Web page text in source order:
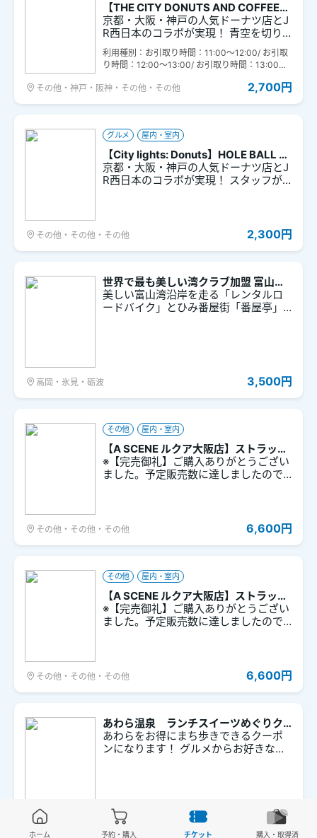
【THE CITY DONUTS AND COFFEE】
THE CITY KOBE TRAVEL BOX（神
戸）
京都・大阪・神戸の人気ドーナツ店とJ
R西日本のコラボが実現！ 青空を切り
取ったようなアルファベットのドーナ
ツと真っ赤なハートのドーナツ、爽や
かなドクターイエローカラーのドーナ
ツはこのセットでしか味わえないスペ
シャリテ。さらに、新感覚の甘辛テイ
イット、きゅんと甘酸っぱいレモン ラ
バーなど、［THE CITY DONUTS AND
COFFEE］の定番人気3品もセット。シ
ェアしながら食べ比べるのも楽しい。
購入者特典で、傘やペットボトルの目
ご購入ください。 ※購入時に、引取り日
と引取り時間（11:00～18:00）を指定
利用種別：お引取り時間：11:00～12:00/ お引取
り時間：12:00～13:00/ お引取り時間：13:00～1
間：15:00～16:00/ お引取り時間：16:00～17:0
その他・神戸・阪神・その他・その他 2,700円
グルメ 屋内・室内
【City lights: Donuts】HOLE BALL C
UP GO FOR PICNIC（大阪）
京都・大阪・神戸の人気ドーナツ店とJ
R西日本のコラボが実現！ スタッフが1
はドクターイエローをイメージ。コロ
ンと小さなドーナツは甘さ控えめの黒
部分を揚げたサステナブルなおやつ。
移動中、気軽につまめるのも◎。もち
もち食感のミニドーナツを持ち歩こ
その他・その他・その他 2,300円
世界で最も美しい湾クラブ加盟 富山湾
沿岸をGIOS製レンタルロードバイクで
走る
美しい富山湾沿岸を走る「レンタルロ
ードバイク」とひみ番屋街「番屋亭」
高岡・氷見・砺波 3,500円
その他 屋内・室内
【A SCENE ルクア大阪店】ストラップ
（アタッチメント付き）【弱冷車】
※【完売御礼】ご購入ありがとうござい
ました。予定販売数に達しましたので
ブランド［ajew］と［A SCENE］の両
ブランドのフルラインがそろう直営
イテムも注目。 ※数量限定につき在庫な
くなり次第終了となります。 ※購入者特
典⇒先着でオリジナルシールをプレゼ
ント
その他・その他・その他 6,600円
その他 屋内・室内
【A SCENE ルクア大阪店】ストラップ
（アタッチメント付き）【新快速】
※【完売御礼】ご購入ありがとうござい
ました。予定販売数に達しましたので
ブランド［ajew］と［A SCENE］の両
ブランドのフルラインがそろう直営
イテムも注目。 ※数量限定につき在庫な
くなり次第終了となります。 ※購入者特
典⇒先着でオリジナルシールをプレゼ
その他・その他・その他 6,600円
あわら温泉 ランチスイーツめぐりク
ーポン
あわらをお得にまち歩きできるクーポ
ンになります！ グルメからお好きな物
三国・あわら 1,600円
ホーム 予約・購入 チケット 購入・取得済